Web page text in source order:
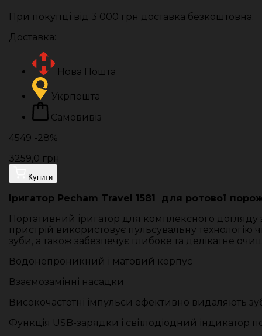
При покупці від 3 000 грн доставка безкоштовна.
Доставка:
Нова Пошта
Укрпошта
Самовивіз
4549 -28%
3259,0 грн
Купити
Іригатор Pecham Travel 1581 для ротової
Портативний іригатор для комплексного
пристрій використовує пульсувальну
зуби, а також забезпечує глибоке та делікатне
Водонепроникний і матовий корпус
Взаємозамінні насадки
Високочастотні імпульси ефективно видаляють
Функція USB-зарядки і світлодіодний